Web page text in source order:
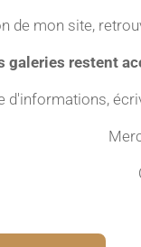
de mon site,
galeries restent
d'informations,